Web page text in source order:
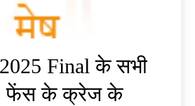
Final के सभी
फेंस के क्रेज के